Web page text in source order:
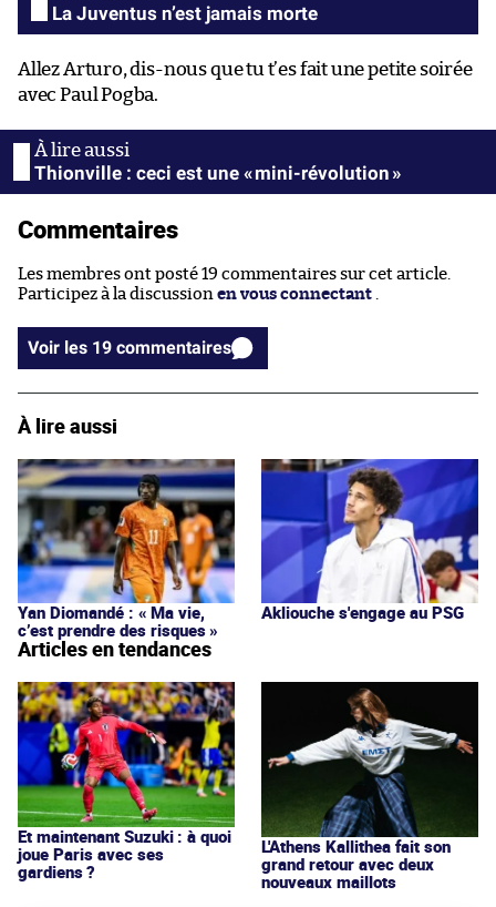
La Juventus n’est jamais morte
Allez Arturo, dis-nous que tu t’es fait une petite soirée
avec Paul Pogba.
Thionville : ceci est une « mini-révolution »
Commentaires
Les membres ont posté 19 commentaires sur cet article.
Participez à la discussion en vous connectant .
Voir les 19 commentaires
À lire aussi
Yan Diomandé : « Ma vie,
c’est prendre des risques »
Akliouche s'engage au PSG
Articles en tendances
Et maintenant Suzuki : à quoi
joue Paris avec ses
gardiens ?
L'Athens Kallithea fait son
grand retour avec deux
nouveaux maillots